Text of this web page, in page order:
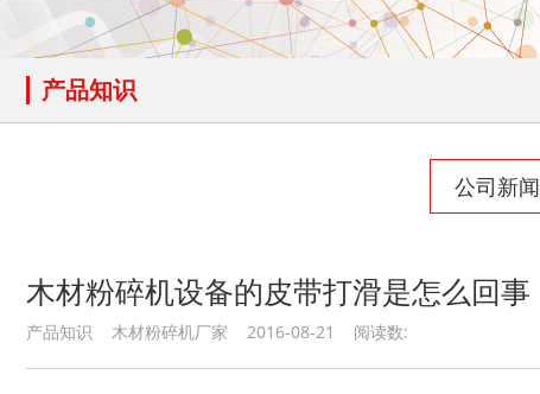
产品知识
公司新闻
木材粉碎机设备的皮带打滑是怎么回事
产品知识 木材粉碎机厂家 2016-08-21 阅读数:
秸秆沼气处理设备...
秸秆青贮粉碎机 油漆桶破碎机